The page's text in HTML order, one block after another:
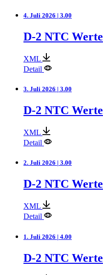
4. Juli 2026 | 3.00
D-2 NTC Werte
XML
Detail
3. Juli 2026 | 3.00
D-2 NTC Werte
XML
Detail
2. Juli 2026 | 3.00
D-2 NTC Werte
XML
Detail
1. Juli 2026 | 4.00
D-2 NTC Werte